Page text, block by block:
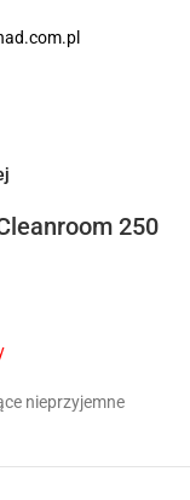
250
nieprzyjemne